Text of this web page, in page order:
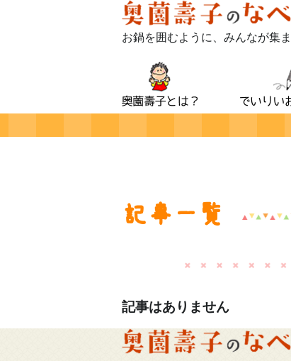
お鍋を囲むように、みんなが集
記事一覧
記事はありません